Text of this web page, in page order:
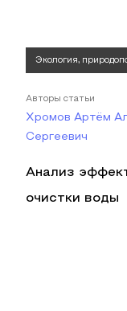
Экология,
Авторы статьи
Хромов Артём
Сергеевич
Анализ
очистки воды